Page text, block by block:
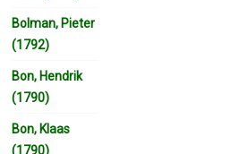
Bolman, Pieter
(1792)
Bon, Hendrik
(1790)
Bon, Klaas
(1790)